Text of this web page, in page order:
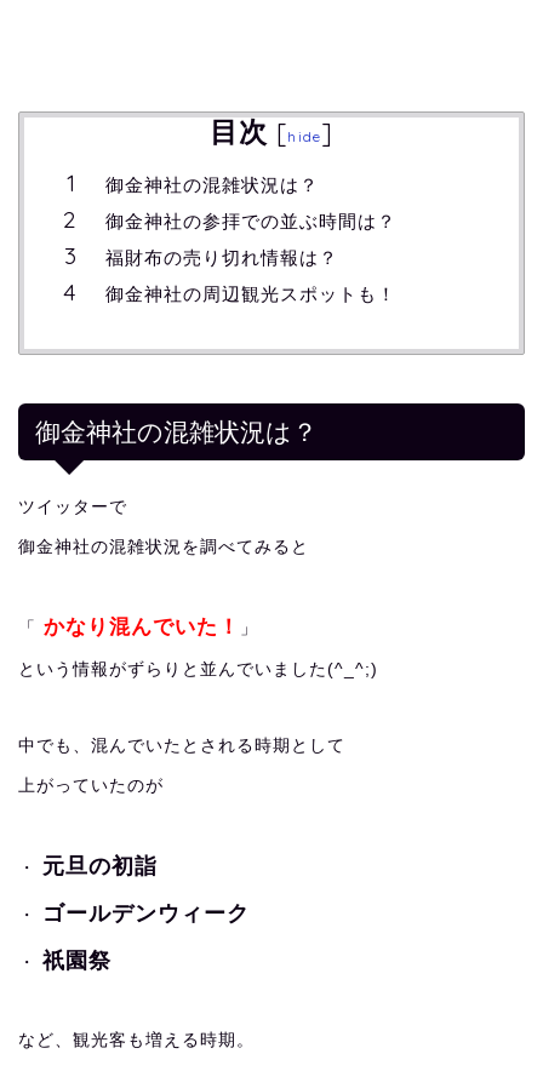
目次 [hide]
御金神社の混雑状況は？
御金神社の参拝での並ぶ時間は？
福財布の売り切れ情報は？
御金神社の周辺観光スポットも！
御金神社の混雑状況は？
ツイッターで
御金神社の混雑状況を調べてみると
「 かなり混んでいた！ 」
という情報がずらりと並んでいました(^_^;)
中でも、混んでいたとされる時期として
上がっていたのが
・ 元旦の初詣
・ ゴールデンウィーク
・ 祇園祭
など、観光客も増える時期。